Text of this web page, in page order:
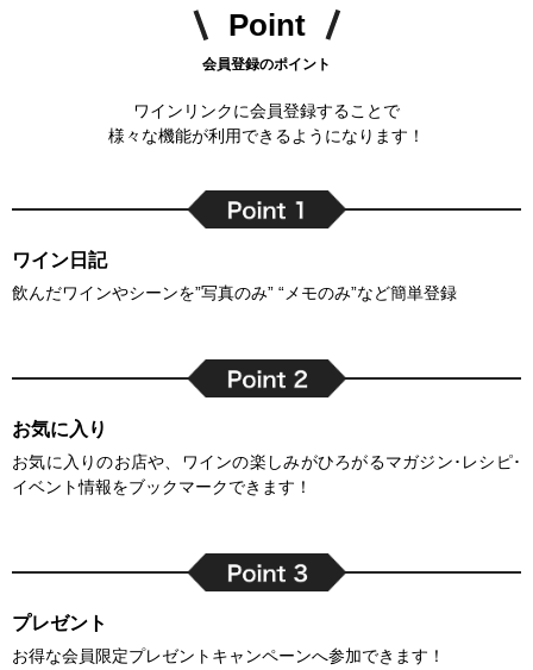
Point
会員登録のポイント
ワインリンクに会員登録することで
様々な機能が利用できるようになります！
ワイン日記
飲んだワインやシーンを”写真のみ” “メモのみ”など簡単登録
お気に入り
お気に入りのお店や、ワインの楽しみがひろがるマガジン･レシピ･
イベント情報をブックマークできます！
プレゼント
お得な会員限定プレゼントキャンペーンへ参加できます！